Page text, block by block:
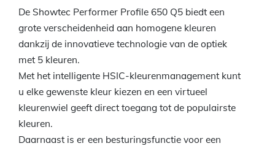
De Showtec Performer Profile 650 Q5 biedt een
grote verscheidenheid aan homogene kleuren
dankzij de innovatieve technologie van de optiek
met 5 kleuren.
Met het intelligente HSIC-kleurenmanagement kunt
u elke gewenste kleur kiezen en een virtueel
kleurenwiel geeft direct toegang tot de populairste
kleuren.
Daarnaast is er een besturingsfunctie voor een